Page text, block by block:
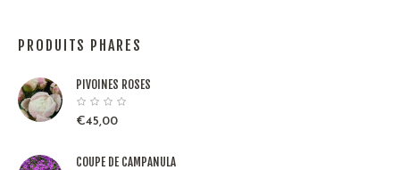
PRODUITS PHARES
PIVOINES ROSES
€45,00
COUPE DE CAMPANULA